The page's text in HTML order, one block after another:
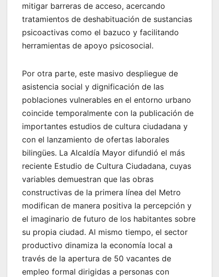
mitigar barreras de acceso, acercando
tratamientos de deshabituación de sustancias
psicoactivas como el bazuco y facilitando
herramientas de apoyo psicosocial.
Por otra parte, este masivo despliegue de
asistencia social y dignificación de las
poblaciones vulnerables en el entorno urbano
coincide temporalmente con la publicación de
importantes estudios de cultura ciudadana y
con el lanzamiento de ofertas laborales
bilingües. La Alcaldía Mayor difundió el más
reciente Estudio de Cultura Ciudadana, cuyas
variables demuestran que las obras
constructivas de la primera línea del Metro
modifican de manera positiva la percepción y
el imaginario de futuro de los habitantes sobre
su propia ciudad. Al mismo tiempo, el sector
productivo dinamiza la economía local a
través de la apertura de 50 vacantes de
empleo formal dirigidas a personas con